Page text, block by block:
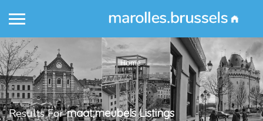
Home
Results Formaat;meubels Listings